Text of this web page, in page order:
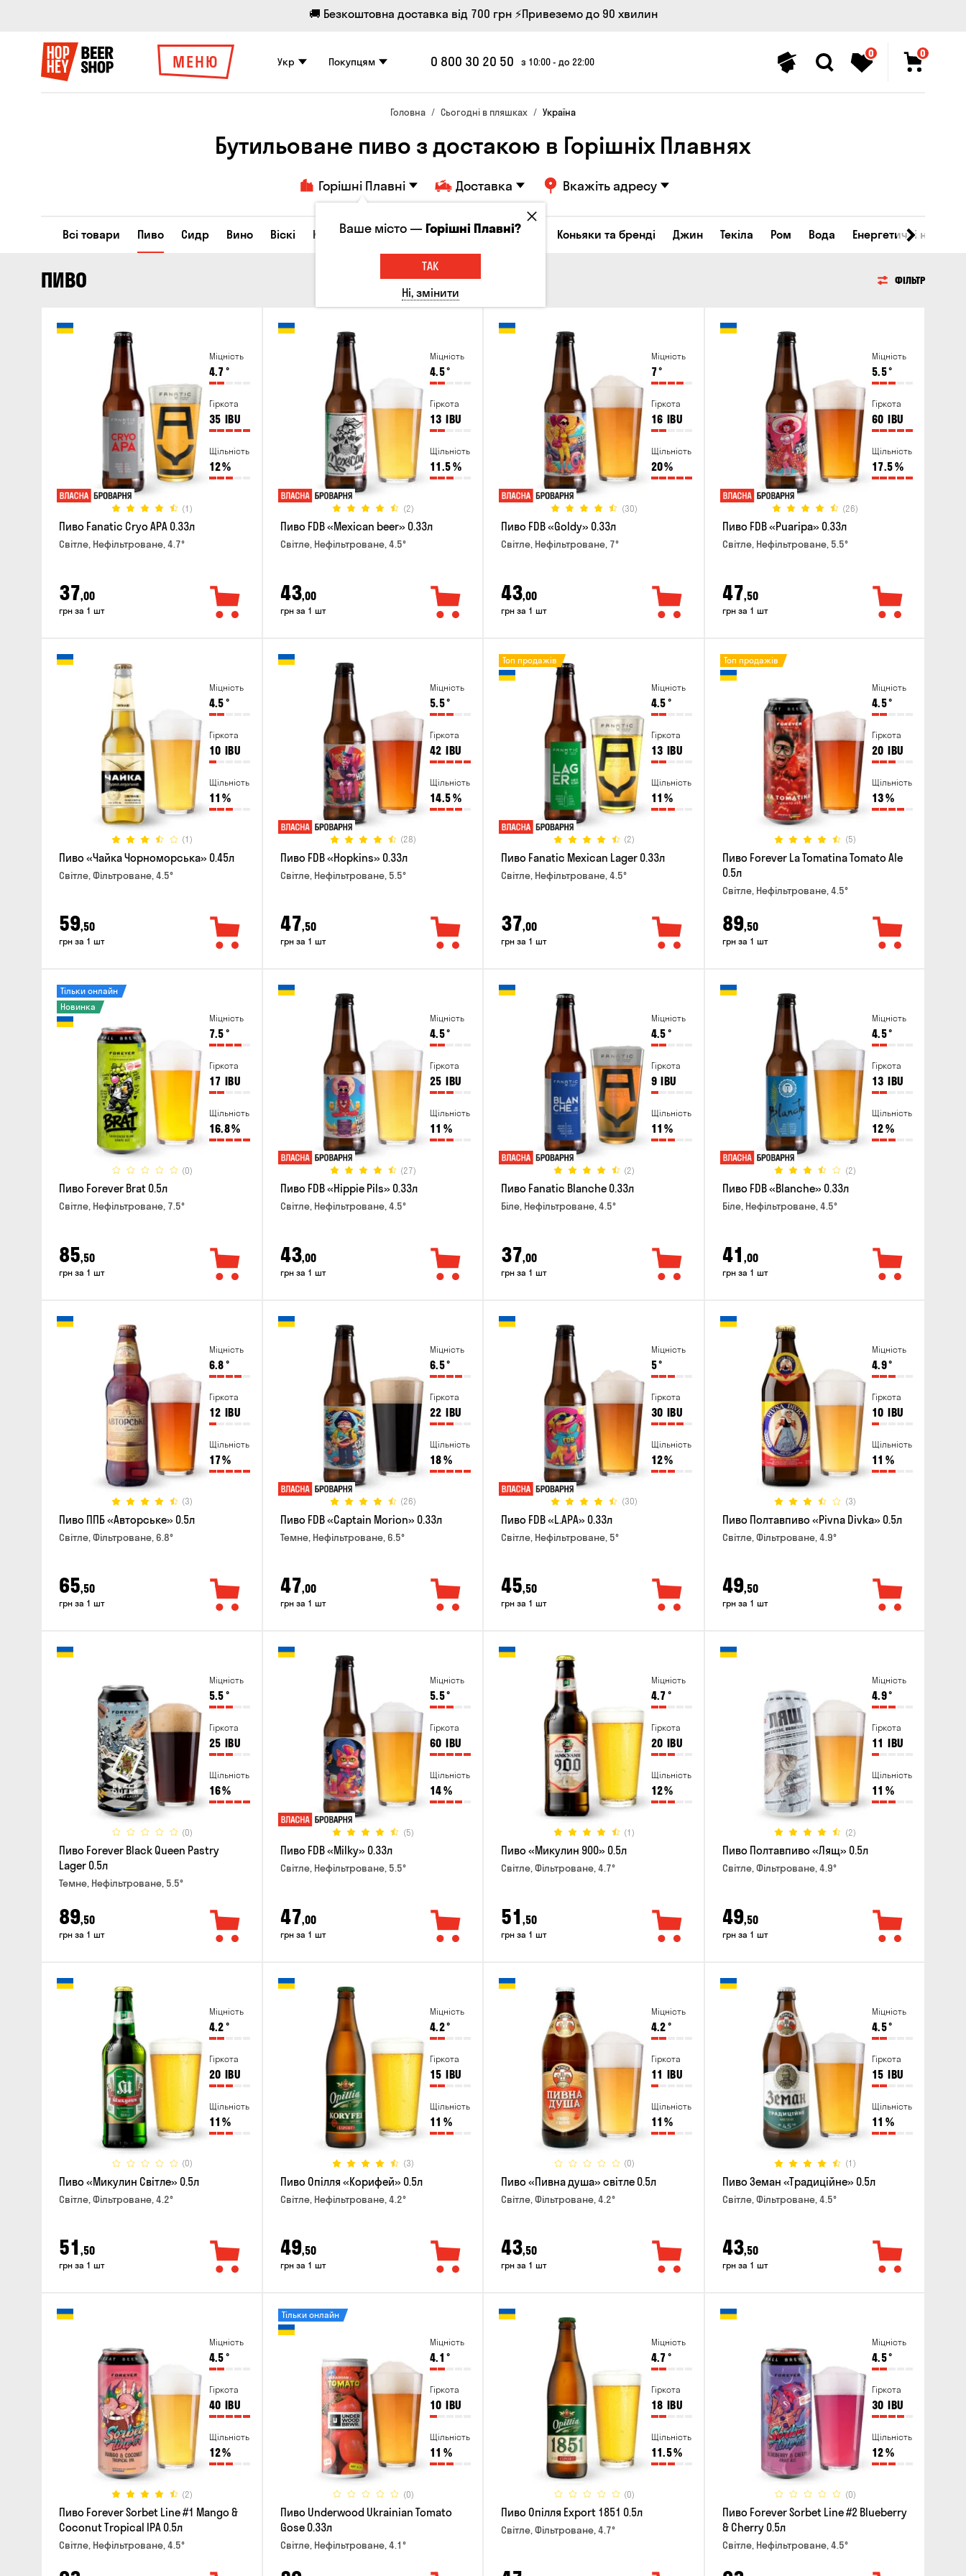
🚚 Безкоштовна доставка від 700 грн ⚡Привеземо до 90 хвилин
МЕНЮ Укр Покупцям 0 800 30 20 50 з 10:00 - до 22:00
0 0
Головна Сьогодні в пляшках Україна
Бутильоване пиво з достакою в Горішніх Плавнях
Горішні Плавні Доставка Вкажіть адресу
Всі товари Пиво Сидр Вино Віскі Коктейлі Соджу Лікери та настоянки Коньяки та бренді Джин Текіла Ром Вода Енергетичні напої
ПИВО ФІЛЬТР
Міцність
4.7°
Гіркота
35 IBU
Щільність
12%
(1)
Пиво Fanatic Cryo APA 0.33л
Світле, Нефільтроване, 4.7°
37,00
грн за 1 шт
Міцність
4.5°
Гіркота
13 IBU
Щільність
11.5%
(2)
Пиво FDB «Mexican beer» 0.33л
Світле, Нефільтроване, 4.5°
43,00
грн за 1 шт
Міцність
7°
Гіркота
16 IBU
Щільність
20%
(30)
Пиво FDB «Goldy» 0.33л
Світле, Нефільтроване, 7°
43,00
грн за 1 шт
Міцність
5.5°
Гіркота
60 IBU
Щільність
17.5%
(26)
Пиво FDB «Puaripa» 0.33л
Світле, Нефільтроване, 5.5°
47,50
грн за 1 шт
Міцність
4.5°
Гіркота
10 IBU
Щільність
11 %
(1)
Пиво «Чайка Чорноморська» 0.45л
Світле, Фільтроване, 4.5°
59,50
грн за 1 шт
Міцність
5.5°
Гіркота
42 IBU
Щільність
14.5%
(28)
Пиво FDB «Hopkins» 0.33л
Світле, Нефільтроване, 5.5°
47,50
грн за 1 шт
Міцність
4.5°
Гіркота
13 IBU
Щільність
11 %
(2)
Топ продажів
Пиво Fanatic Mexican Lager 0.33л
Світле, Нефільтроване, 4.5°
37,00
грн за 1 шт
Міцність
4.5°
Гіркота
20 IBU
Щільність
13%
(5)
Топ продажів
Пиво Forever La Tomatina Tomato Ale
0.5л
Світле, Нефільтроване, 4.5°
89,50
грн за 1 шт
Міцність
7.5°
Гіркота
17 IBU
Щільність
16.8%
(0)
Тільки онлайн
Новинка
Пиво Forever Brat 0.5л
Світле, Нефільтроване, 7.5°
85,50
грн за 1 шт
Міцність
4.5°
Гіркота
25 IBU
Щільність
11 %
(27)
Пиво FDB «Hippie Pils» 0.33л
Світле, Нефільтроване, 4.5°
43,00
грн за 1 шт
Міцність
4.5°
Гіркота
9 IBU
Щільність
11 %
(2)
Пиво Fanatic Blanche 0.33л
Біле, Нефільтроване, 4.5°
37,00
грн за 1 шт
Міцність
4.5°
Гіркота
13 IBU
Щільність
12%
(2)
Пиво FDB «Blanche» 0.33л
Біле, Нефільтроване, 4.5°
41 ,00
грн за 1 шт
Міцність
6.8°
Гіркота
12 IBU
Щільність
17%
(3)
Пиво ППБ «Авторське» 0.5л
Світле, Фільтроване, 6.8°
65,50
грн за 1 шт
Міцність
6.5°
Гіркота
22 IBU
Щільність
18%
(26)
Пиво FDB «Captain Morion» 0.33л
Темне, Нефільтроване, 6.5°
47,00
грн за 1 шт
Міцність
5°
Гіркота
30 IBU
Щільність
12%
(30)
Пиво FDB «L.APA» 0.33л
Світле, Нефільтроване, 5°
45,50
грн за 1 шт
Міцність
4.9°
Гіркота
10 IBU
Щільність
11 %
(3)
Пиво Полтавпиво «Pivna Divka» 0.5л
Світле, Фільтроване, 4.9°
49,50
грн за 1 шт
Міцність
5.5°
Гіркота
25 IBU
Щільність
16%
(0)
Пиво Forever Black Queen Pastry
Lager 0.5л
Темне, Нефільтроване, 5.5°
89,50
грн за 1 шт
Міцність
5.5°
Гіркота
60 IBU
Щільність
14%
(5)
Пиво FDB «Milky» 0.33л
Світле, Нефільтроване, 5.5°
47,00
грн за 1 шт
Міцність
4.7°
Гіркота
20 IBU
Щільність
12%
(1)
Пиво «Микулин 900» 0.5л
Світле, Фільтроване, 4.7°
51 ,50
грн за 1 шт
Міцність
4.9°
Гіркота
11 IBU
Щільність
11 %
(2)
Пиво Полтавпиво «Лящ» 0.5л
Світле, Фільтроване, 4.9°
49,50
грн за 1 шт
Міцність
4.2°
Гіркота
20 IBU
Щільність
11 %
(0)
Пиво «Микулин Світле» 0.5л
Світле, Фільтроване, 4.2°
51 ,50
грн за 1 шт
Міцність
4.2°
Гіркота
15 IBU
Щільність
11 %
(3)
Пиво Опілля «Корифей» 0.5л
Світле, Нефільтроване, 4.2°
49,50
грн за 1 шт
Міцність
4.2°
Гіркота
11 IBU
Щільність
11 %
(0)
Пиво «Пивна душа» світле 0.5л
Світле, Фільтроване, 4.2°
43,50
грн за 1 шт
Міцність
4.5°
Гіркота
15 IBU
Щільність
11 %
(1)
Пиво Земан «Традиційне» 0.5л
Світле, Фільтроване, 4.5°
43,50
грн за 1 шт
Міцність
4.5°
Гіркота
40 IBU
Щільність
12%
(2)
Пиво Forever Sorbet Line #1 Mango &
Coconut Tropical IPA 0.5л
Світле, Нефільтроване, 4.5°
Міцність
4.1 °
Гіркота
10 IBU
Щільність
11 %
(0)
Тільки онлайн
Пиво Underwood Ukrainian Tomato
Gose 0.33л
Світле, Нефільтроване, 4.1°
Міцність
4.7°
Гіркота
18 IBU
Щільність
11.5%
(0)
Пиво Опілля Export 1851 0.5л
Світле, Фільтроване, 4.7°
Міцність
4.5°
Гіркота
30 IBU
Щільність
12%
(0)
Пиво Forever Sorbet Line #2 Blueberry
& Cherry 0.5л
Світле, Нефільтроване, 4.5°
Ваше місто —Горішні Плавні?
ТАК
Ні, змінити